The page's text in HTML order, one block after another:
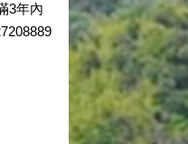
3年內